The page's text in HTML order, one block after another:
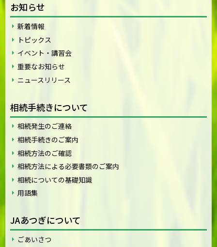
お知らせ
新着情報
トピックス
イベント・講習会
重要なお知らせ
ニュースリリース
相続手続きについて
相続発生のご連絡
相続手続きのご案内
相続方法のご確認
相続方法による必要書類のご案内
相続についての基礎知識
用語集
JAあつぎについて
ごあいさつ